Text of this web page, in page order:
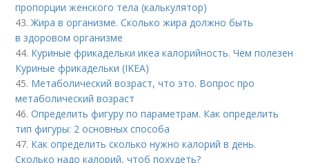
пропорции женского тела (калькулятор)
43.Жира в организме. Сколько жира должно быть
в здоровом организме
44. Куриные фрикадельки икеа калорийность. Чем полезен
Куриные фрикадельки (IKEA)
45. Метаболический возраст, что это. Вопрос про
метаболический возраст
46.Определить фигуру по параметрам. Как определить
тип фигуры: 2 основных способа
47. Как определить сколько нужно калорий в день.
Сколько надо калорий, чтоб похудеть?